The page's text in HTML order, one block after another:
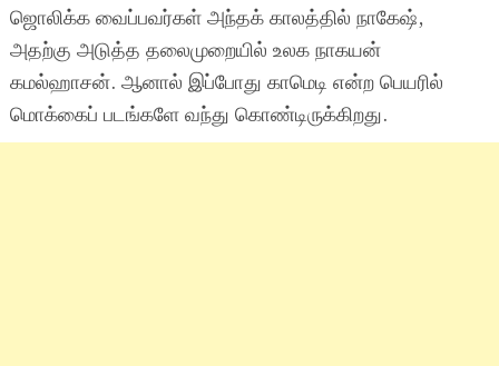
ஜொலிக்க வைப்பவர்கள் அந்தக் காலத்தில் நாகேஷ்,
அதற்கு அடுத்த தலைமுறையில் உலக நாகயன்
கமல்ஹாசன். ஆனால் இப்போது காமெடி என்ற பெயரில்
மொக்கைப் படங்களே வந்து கொண்டிருக்கிறது.